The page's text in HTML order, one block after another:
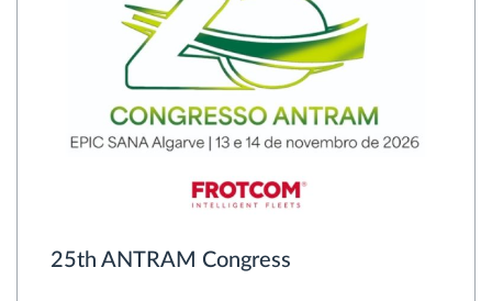
25th ANTRAM Congress